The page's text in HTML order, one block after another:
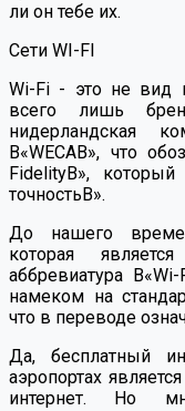
ли он тебе их.
Сети WI-FI
Wi-Fi - это не вид
всего лишь
нидерландская
В«WECAВ», что
FidelityВ», который
точностьВ».
До нашего
которая
аббревиатура
намеком на
что в переводе
Да, бесплатный
аэропортах
интернет. Но